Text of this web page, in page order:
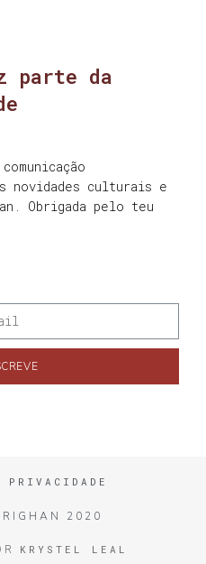
parte da
novidades culturais e
Obrigada pelo teu
2020
KRYSTEL LEAL